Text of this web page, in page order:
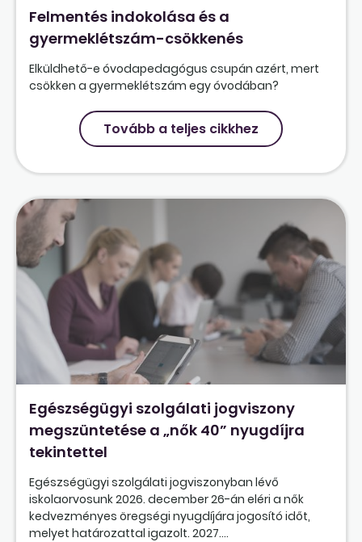
Felmentés indokolása és a
gyermeklétszám-csökkenés
Elküldhető-e óvodapedagógus csupán azért, mert
csökken a gyermeklétszám egy óvodában?
Tovább a teljes cikkhez
Egészségügyi szolgálati jogviszony
megszüntetése a „nők 40” nyugdíjra
tekintettel
Egészségügyi szolgálati jogviszonyban lévő
iskolaorvosunk 2026. december 26-án eléri a nők
kedvezményes öregségi nyugdíjára jogosító időt,
melyet határozattal igazolt. 2027....